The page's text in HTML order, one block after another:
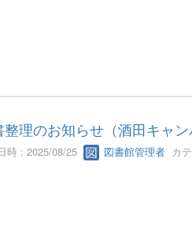
理のお知らせ（酒田キャン
時 : 2025/08/25 図書館管理者カテ